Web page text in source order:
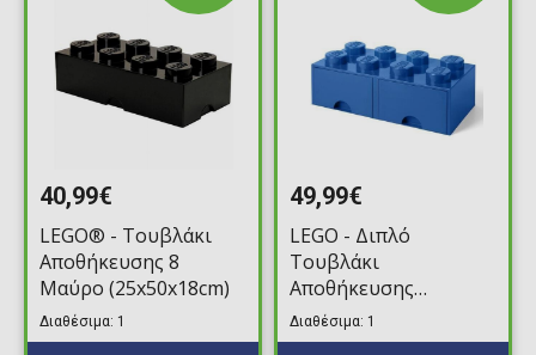
40,99€
LEGO® - Τουβλάκι
Αποθήκευσης 8
Μαύρο (25x50x18cm)
Διαθέσιμα: 1
49,99€
LEGO - Διπλό
Τουβλάκι
Αποθήκευσης
Συρταρωτό 8 Μπλέ
(25x50x18cm)
Διαθέσιμα: 1